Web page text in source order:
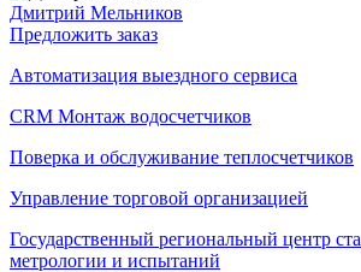
Дмитрий Мельников
Предложить заказ
Автоматизация выездного сервиса
CRM Монтаж водосчетчиков
Поверка и обслуживание теплосчетчиков
Управление торговой организацией
Государственный региональный центр
метрологии и испытаний